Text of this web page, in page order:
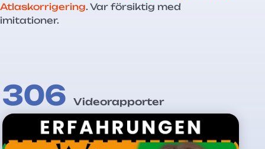
Atlaskorrigering. Var försiktig med
imitationer.
306 Videorapporter